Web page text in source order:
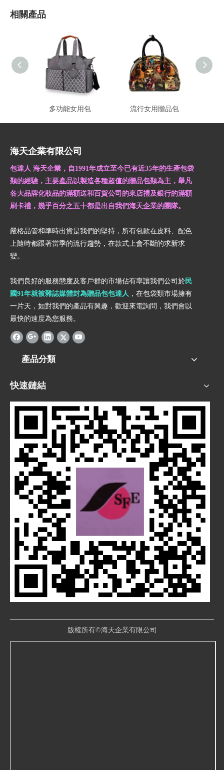
相關產品
多功能女用包 流行女用贈品包
海天企業有限公司
包達人 海天企業，自1991年成立至今已有近35年的生產包袋
類的經驗，主要產品以製造各種超值的贈品包類為主，舉凡
各大品牌化妝品的滿額送和百貨公司的來店禮及銀行的滿額
刷卡禮，幾乎百分之五十都是出自我們海天企業的團隊。
嚴格品管和準時出貨是我們的堅持，所有包款在皮料、配色
上隨時都跟著當季的流行趨勢，在款式上會不斷的求新求
變。
我們良好的服務態度及客戶群的市場佔有率讓我們公司於民
國91年就被雜誌媒體封為贈品包包達人 ，在包袋類市場擁有
一片天，如對我們的產品有興趣，歡迎來電詢問，我們會以
最快的速度為您服務。
產品分類
快速鏈結
版權所有©海天企業有限公司